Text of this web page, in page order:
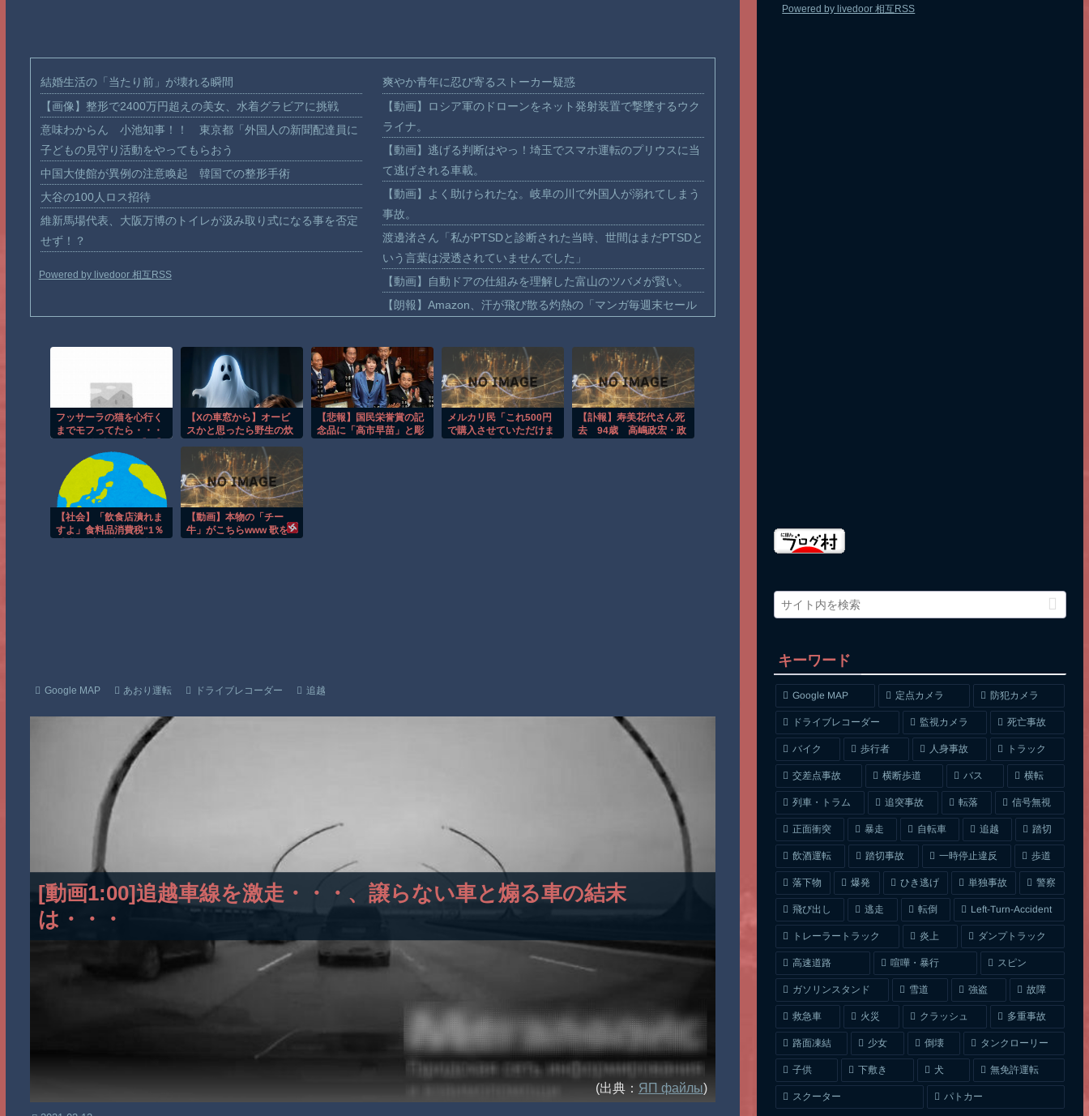
結婚生活の「当たり前」が壊れる瞬間
【画像】整形で2400万円超えの美女、水着グラビアに挑戦
意味わからん 小池知事！！ 東京都「外国人の新聞配達員に
子どもの見守り活動をやってもらおう
中国大使館が異例の注意喚起 韓国での整形手術
大谷の100人ロス招待
維新馬場代表、大阪万博のトイレが汲み取り式になる事を否定
せず！？
Powered by livedoor 相互RSS
爽やか青年に忍び寄るストーカー疑惑
【動画】ロシア軍のドローンをネット発射装置で撃墜するウク
ライナ。
【動画】逃げる判断はやっ！埼玉でスマホ運転のプリウスに当
て逃げされる車載。
【動画】よく助けられたな。岐阜の川で外国人が溺れてしまう
事故。
渡邊渚さん「私がPTSDと診断された当時、世間はまだPTSDと
いう言葉は浸透されていませんでした」
【動画】自動ドアの仕組みを理解した富山のツバメが賢い。
【朗報】Amazon、汗が飛び散る灼熱の「マンガ毎週末セール
【動画】高速道路を走行中の車からリアガラスが飛んでくる事
故(ﾟoﾟ)
子供向け漫画、謎の闇の大会に参加しがち問題
【朗報】大人気漫画「GANTZ」がAmazonでなんと全巻100円
ｗｗｗｗｗｗ
フッサーラの猫を心行く
までモフってたら・・・
【Xの車窓から】オービ
スかと思ったら野生の炊
【悲報】国民栄誉賞の記
念品に「高市早苗」と彫
メルカリ民「これ500円
で購入させていただけま
【訃報】寿美花代さん死
去 94歳 高嶋政宏・政
【社会】「飲食店潰れま
すよ」食料品消費税“1％
【動画】本物の「チー
牛」がこちらwww 歌を
Google MAP あおり運転 ドライブレコーダー 追越
[動画1:00]追越車線を激走・・・、譲らない車と煽る車の結末
は・・・
(出典： ЯП файлы)
Powered by livedoor 相互RSS
キーワード
Google MAP 定点カメラ 防犯カメラ
ドライブレコーダー 監視カメラ 死亡事故
バイク 歩行者 人身事故 トラック
交差点事故 横断歩道 バス 横転
列車・トラム 追突事故 転落 信号無視
正面衝突 暴走 自転車 追越 踏切
飲酒運転 踏切事故 一時停止違反 歩道
落下物 爆発 ひき逃げ 単独事故 警察
飛び出し 逃走 転倒 Left-Turn-Accident
トレーラートラック 炎上 ダンプトラック
高速道路 喧嘩・暴行 スピン
ガソリンスタンド 雪道 強盗 故障
救急車 火災 クラッシュ 多重事故
路面凍結 少女 倒壊 タンクローリー
子供 下敷き 犬 無免許運転
スクーター パトカー